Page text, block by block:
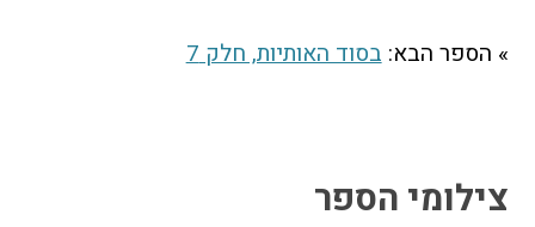
» הספר הבא:בסוד האותיות, חלק 7
צילומי הספר